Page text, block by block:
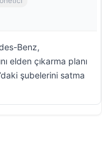
Benz,
elden çıkarma planı
şubelerini satma